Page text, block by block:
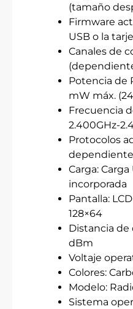
(tamaño
Firmware
USB o la
Canales de
Potencia de
mW máx.
Frecuencia
2.400GHz-
Protocolos
Carga: Carga
incorporada
Pantalla:
128×64
Distancia de
dBm
Voltaje
Colores:
Modelo:
Sistema